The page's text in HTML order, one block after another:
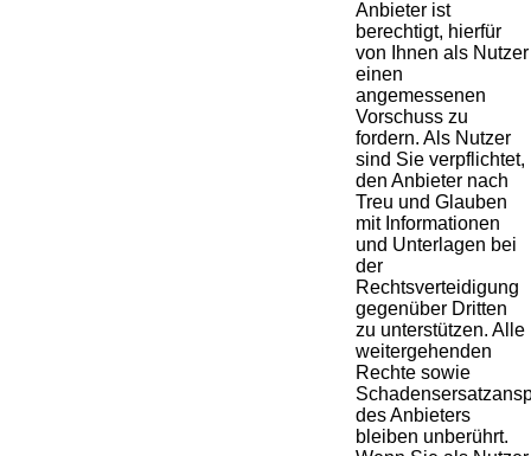
Anbieter ist
berechtigt, hierfür
von Ihnen als Nutzer
einen
angemessenen
Vorschuss zu
fordern. Als Nutzer
sind Sie verpflichtet,
den Anbieter nach
Treu und Glauben
mit Informationen
und Unterlagen bei
der
Rechtsverteidigung
gegenüber Dritten
zu unterstützen. Alle
weitergehenden
Rechte sowie
des Anbieters
bleiben unberührt.